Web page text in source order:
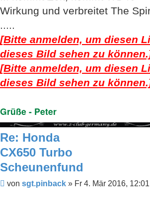
Wirkung und verbreitet The
.....
[Bitte anmelden, um diesen
dieses Bild sehen zu
[Bitte anmelden, um diesen
dieses Bild sehen zu
Grüße - Peter
Re: Honda
CX650 Turbo
Scheunenfund
Beitrag
von sgt.pinback » Fr 4. Mär 2016, 12:01